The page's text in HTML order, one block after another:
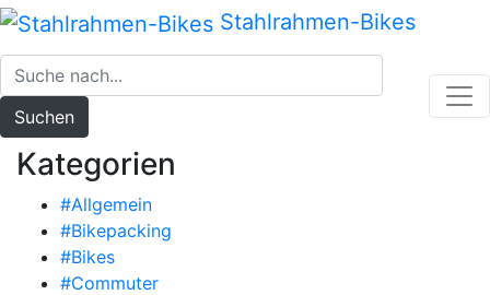
Zum
Inhalt
springen
Stahlrahmen-Bikes
Suchen
Kategorien
#Allgemein
#Bikepacking
#Bikes
#Commuter